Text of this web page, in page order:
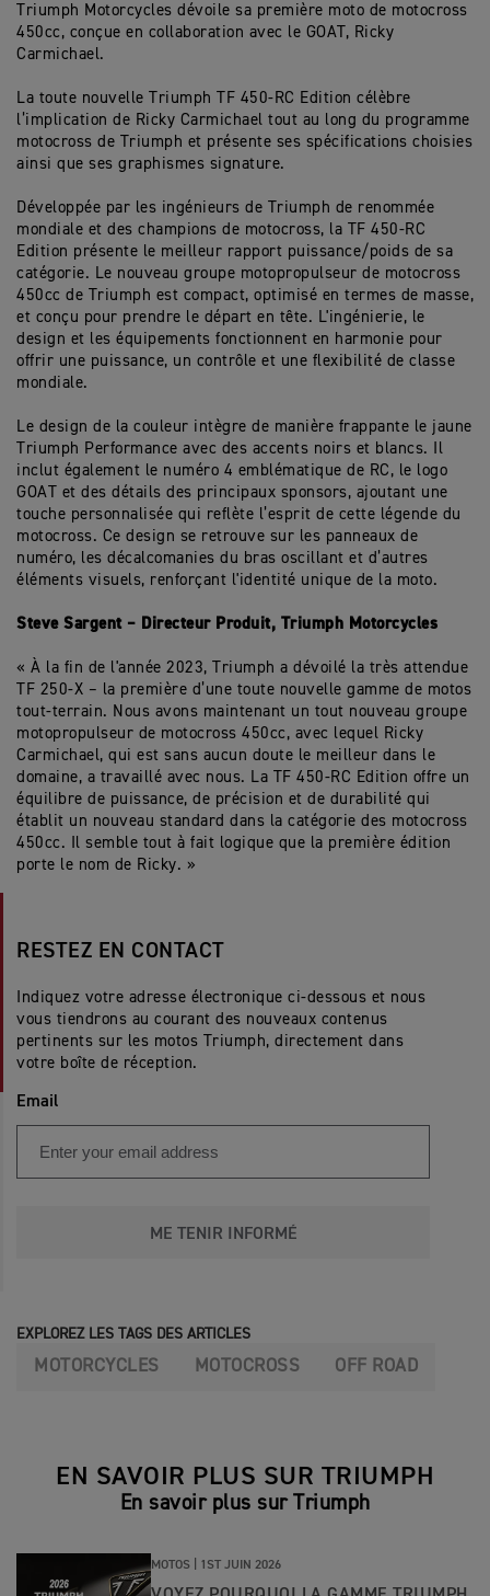
Triumph Motorcycles dévoile sa première moto de motocross
450cc, conçue en collaboration avec le GOAT, Ricky
Carmichael.
La toute nouvelle Triumph TF 450-RC Edition célèbre
l’implication de Ricky Carmichael tout au long du programme
motocross de Triumph et présente ses spécifications choisies
ainsi que ses graphismes signature.
Développée par les ingénieurs de Triumph de renommée
mondiale et des champions de motocross, la TF 450-RC
Edition présente le meilleur rapport puissance/poids de sa
catégorie. Le nouveau groupe motopropulseur de motocross
450cc de Triumph est compact, optimisé en termes de masse,
et conçu pour prendre le départ en tête. L'ingénierie, le
design et les équipements fonctionnent en harmonie pour
offrir une puissance, un contrôle et une flexibilité de classe
mondiale.
Le design de la couleur intègre de manière frappante le jaune
Triumph Performance avec des accents noirs et blancs. Il
inclut également le numéro 4 emblématique de RC, le logo
GOAT et des détails des principaux sponsors, ajoutant une
touche personnalisée qui reflète l’esprit de cette légende du
motocross. Ce design se retrouve sur les panneaux de
numéro, les décalcomanies du bras oscillant et d’autres
éléments visuels, renforçant l'identité unique de la moto.
Steve Sargent – Directeur Produit, Triumph Motorcycles
« À la fin de l'année 2023, Triumph a dévoilé la très attendue
TF 250-X – la première d’une toute nouvelle gamme de motos
tout-terrain. Nous avons maintenant un tout nouveau groupe
motopropulseur de motocross 450cc, avec lequel Ricky
Carmichael, qui est sans aucun doute le meilleur dans le
domaine, a travaillé avec nous. La TF 450-RC Edition offre un
équilibre de puissance, de précision et de durabilité qui
établit un nouveau standard dans la catégorie des motocross
450cc. Il semble tout à fait logique que la première édition
porte le nom de Ricky. »
RESTEZ EN CONTACT
Indiquez votre adresse électronique ci-dessous et nous
vous tiendrons au courant des nouveaux contenus
pertinents sur les motos Triumph, directement dans
votre boîte de réception.
Email
ME TENIR INFORMÉ
EXPLOREZ LES TAGS DES ARTICLES
MOTORCYCLES MOTOCROSS OFF ROAD
EN SAVOIR PLUS SUR TRIUMPH
En savoir plus sur Triumph
MOTOS | 1ST JUIN 2026